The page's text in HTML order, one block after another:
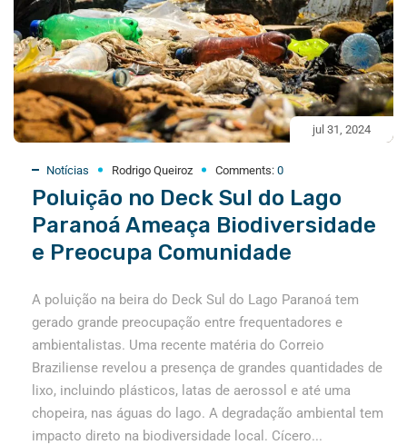
jul 31, 2024
Notícias Rodrigo Queiroz Comments: 0
Poluição no Deck Sul do Lago
Paranoá Ameaça Biodiversidade
e Preocupa Comunidade
A poluição na beira do Deck Sul do Lago Paranoá tem
gerado grande preocupação entre frequentadores e
ambientalistas. Uma recente matéria do Correio
Braziliense revelou a presença de grandes quantidades de
lixo, incluindo plásticos, latas de aerossol e até uma
chopeira, nas águas do lago. A degradação ambiental tem
impacto direto na biodiversidade local. Cícero...